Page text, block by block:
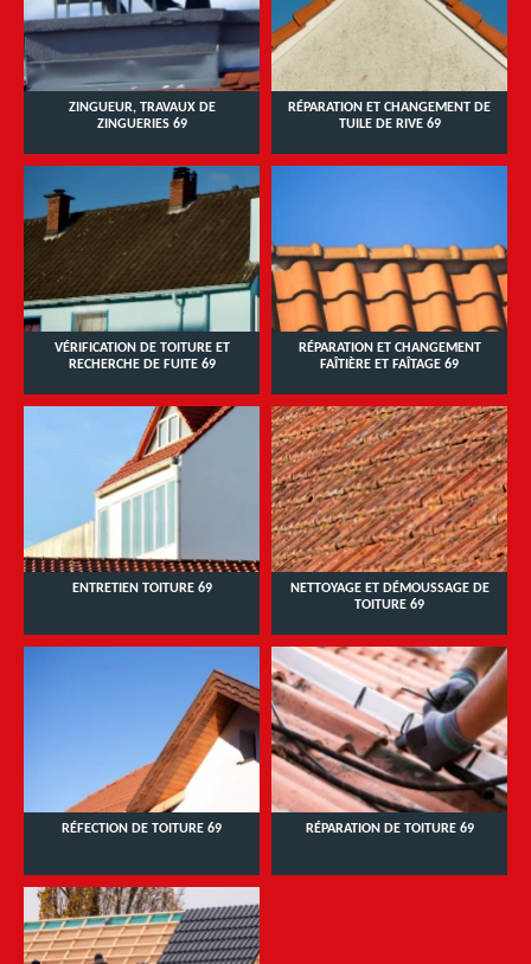
ZINGUEUR, TRAVAUX DE
ZINGUERIES 69
RÉPARATION ET CHANGEMENT DE
TUILE DE RIVE 69
VÉRIFICATION DE TOITURE ET
RECHERCHE DE FUITE 69
RÉPARATION ET CHANGEMENT
FAÎTIÈRE ET FAÎTAGE 69
ENTRETIEN TOITURE 69
NETTOYAGE ET DÉMOUSSAGE DE
TOITURE 69
RÉFECTION DE TOITURE 69 RÉPARATION DE TOITURE 69